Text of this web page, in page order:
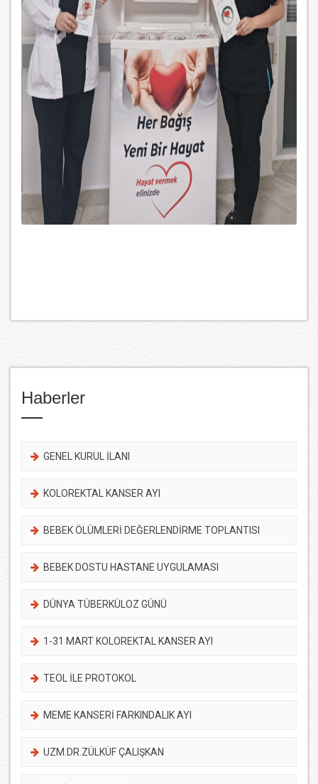
Haberler
GENEL KURUL İLANI
KOLOREKTAL KANSER AYI
BEBEK ÖLÜMLERİ DEĞERLENDİRME TOPLANTISI
BEBEK DOSTU HASTANE UYGULAMASI
DÜNYA TÜBERKÜLOZ GÜNÜ
1-31 MART KOLOREKTAL KANSER AYI
TEOL İLE PROTOKOL
MEME KANSERİ FARKINDALIK AYI
UZM.DR.ZÜLKÜF ÇALIŞKAN